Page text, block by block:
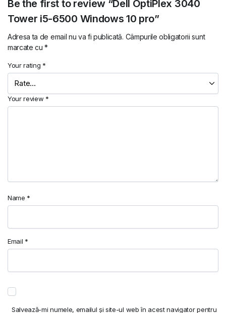
Be the first to review “Dell OptiPlex 3040
Tower i5-6500 Windows 10 pro”
Adresa ta de email nu va fi publicată. Câmpurile obligatorii sunt
marcate cu*
Your rating *
Your review *
Name *
Email *
Salvează-mi numele, emailul și site-ul web în acest navigator pentru